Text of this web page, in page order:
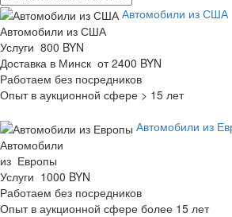
Автомобили из США
Автомобили из США
Услуги 800 BYN
Доставка в Минск от 2400 BYN
Работаем без посредников
Опыт в аукционной сфере > 15 лет
Автомобили из
Автомобили
из Европы
Услуги 1000 BYN
Работаем без посредников
Опыт в аукционной сфере более 15 лет